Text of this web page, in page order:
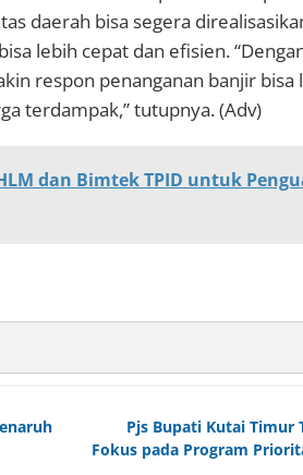
daerah bisa segera
lebih cepat dan efisien.
respon penanganan banjir bisa
terdampak,” tutupnya. (Adv)
dan Bimtek TPID untuk
Pjs Bupati Kutai Timur
Fokus pada Program